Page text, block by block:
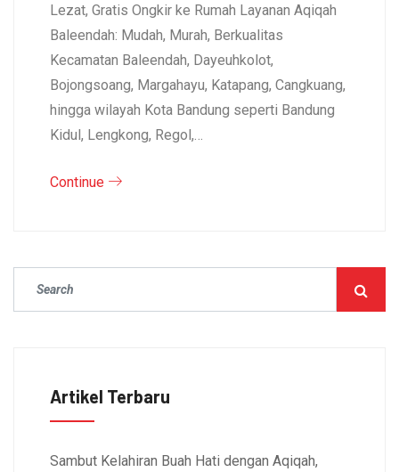
Lezat, Gratis Ongkir ke Rumah Layanan Aqiqah
Baleendah: Mudah, Murah, Berkualitas
Kecamatan Baleendah, Dayeuhkolot,
Bojongsoang, Margahayu, Katapang, Cangkuang,
hingga wilayah Kota Bandung seperti Bandung
Kidul, Lengkong, Regol,…
Continue
Artikel Terbaru
Sambut Kelahiran Buah Hati dengan Aqiqah,